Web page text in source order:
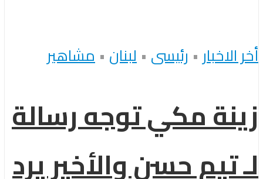
أخر الاخبار• رئيسى •لبنان •مشاهير
زينة مكي توجه رسالة
لـ تيم حسن والأخير يرد